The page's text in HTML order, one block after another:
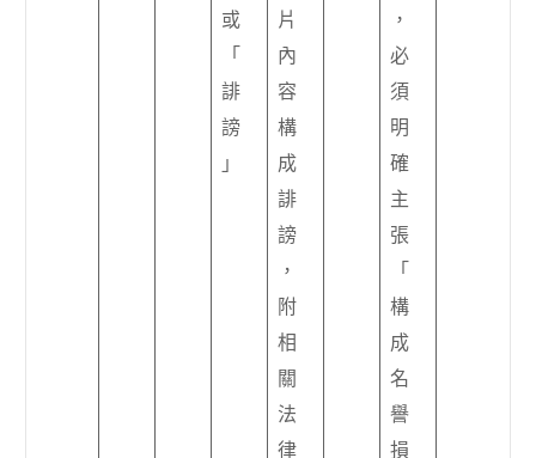
或
「
誹
謗
」
片
內
容
構
成
誹
謗
，
附
相
關
法
律
，
必
須
明
確
主
張
「
構
成
名
譽
損